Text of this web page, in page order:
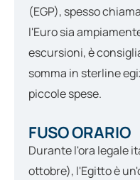
(EGP), spesso
l'Euro sia
escursioni, è
somma in sterline
piccole spese.
FUSO ORARIO
Durante l'ora legale
ottobre), l'Egitto è